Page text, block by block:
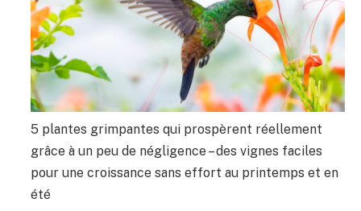
5 plantes grimpantes qui prospèrent réellement
grâce à un peu de négligence – des vignes faciles
pour une croissance sans effort au printemps et en
été